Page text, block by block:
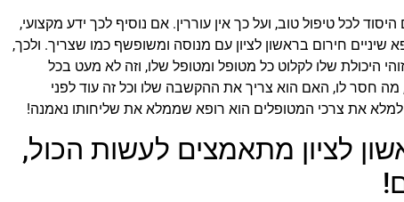
לכל טיפול טוב, ועל כך אין עוררין. אם נוסיף לכך ידע מקצועי,
חירום בראשון לציון עם מנוסה ומשופשף כמו שצריך. ולכך,
היכולת שלו לקלוט כל מטופל ומטופל שלו, וזה לא מעט בכל
מה חסר לו, האם הוא צריך את ההקשבה שלו וכל זה עוד לפני
את צרכי המטופלים הוא רופא שממלא את שליחותו נאמנה!
לציון מתאמצים לעשות הכול,